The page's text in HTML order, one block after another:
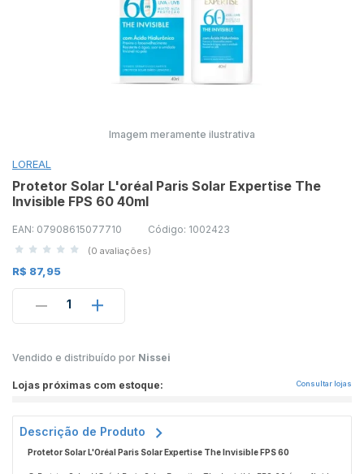
Imagem meramente ilustrativa
LOREAL
Protetor Solar L'oréal Paris Solar Expertise The
Invisible FPS 60 40ml
EAN: 07908615077710 Código: 1002423
(0 avaliações)
R$ 87,95
1
Vendido e distribuído por Nissei
Lojas próximas com estoque: Consultar lojas
Descrição de Produto
Protetor Solar L'Oréal Paris Solar Expertise The Invisible FPS 60